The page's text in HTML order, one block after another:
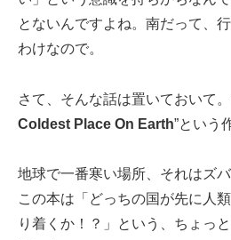
とないんですよね。南だって、
わけなので。
さて、そんな話は置いておいて
Coldest Place On Earth”という
地球で一番寒い場所、それはズ
この本は「どっちの国が先に人
り着くか！？」という、ちょっ